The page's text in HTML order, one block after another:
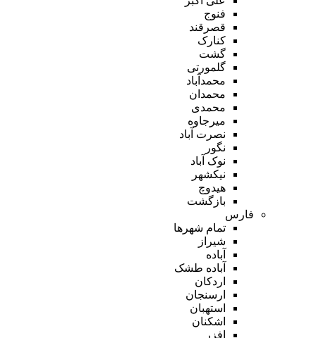
فنوج
قصرقند
کنارک
گشت
گلمورتی
محمدآباد
محمدان
محمدی
میرجاوه
نصرت آباد
نگور
نوک آباد
نیکشهر
هیدوچ
بازگشت
فارس
تمام شهر‌ها
شیراز
آباده
آباده طشک
اردکان
ارسنجان
استهبان
اشکنان
افزر